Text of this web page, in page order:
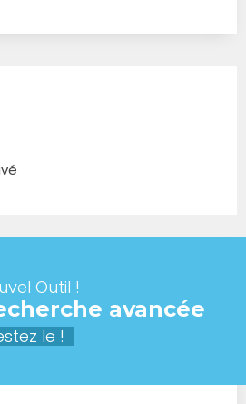
Outil !
avancée
le !